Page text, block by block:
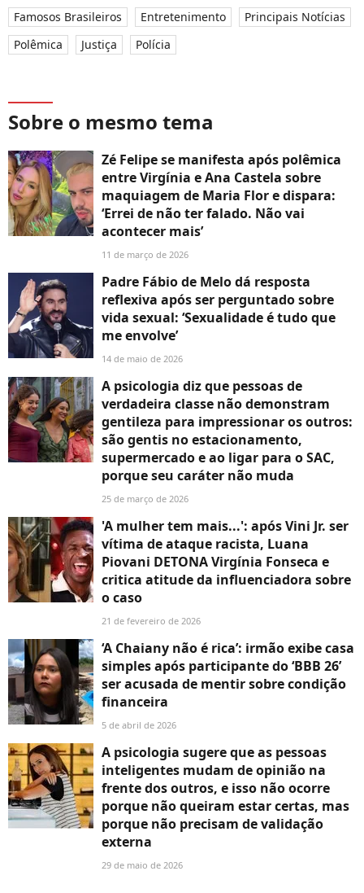
Famosos Brasileiros Entretenimento
Principais Notícias
Polêmica
Justiça Polícia
Sobre o mesmo tema
Zé Felipe se manifesta após polêmica
entre Virgínia e Ana Castela sobre
maquiagem de Maria Flor e dispara:
‘Errei de não ter falado. Não vai
acontecer mais’
11 de março de 2026
Padre Fábio de Melo dá resposta
reflexiva após ser perguntado sobre
vida sexual: ‘Sexualidade é tudo que
me envolve’
14 de maio de 2026
A psicologia diz que pessoas de
verdadeira classe não demonstram
gentileza para impressionar os outros:
são gentis no estacionamento,
supermercado e ao ligar para o SAC,
porque seu caráter não muda
25 de março de 2026
'A mulher tem mais...': após Vini Jr. ser
vítima de ataque racista, Luana
Piovani DETONA Virgínia Fonseca e
critica atitude da influenciadora sobre
o caso
21 de fevereiro de 2026
‘A Chaiany não é rica’: irmão exibe casa
simples após participante do ‘BBB 26’
ser acusada de mentir sobre condição
financeira
5 de abril de 2026
A psicologia sugere que as pessoas
inteligentes mudam de opinião na
frente dos outros, e isso não ocorre
porque não queiram estar certas, mas
porque não precisam de validação
externa
29 de maio de 2026